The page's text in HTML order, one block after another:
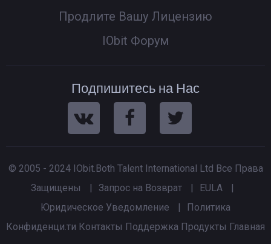
Продлите Вашу Лицензию
IObit Форум
Подпишитесь на Нас
© 2005 - 2024 IObit.Both Talent International Ltd Все Права
Защищены
| Запрос на Возврат | EULA
|
Юридическое Уведомление
|
Политика
Конфиденци.ти Контакты Поддержка Продукты Главная